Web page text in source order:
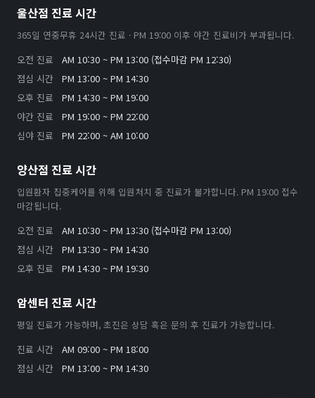
울산점 진료 시간
365일 연중무휴 24시간 진료 · PM 19:00 이후 야간 진료비가 부과됩니다.
오전 진료
AM 10:30 ~ PM 13:00 (접수마감 PM 12:30)
점심 시간
PM 13:00 ~ PM 14:30
오후 진료
PM 14:30 ~ PM 19:00
야간 진료
PM 19:00 ~ PM 22:00
심야 진료
PM 22:00 ~ AM 10:00
양산점 진료 시간
입원환자 집중케어를 위해 입원처치 중 진료가 불가합니다. PM 19:00 접수
마감됩니다.
오전 진료
AM 10:30 ~ PM 13:30 (접수마감 PM 13:00)
점심 시간
PM 13:30 ~ PM 14:30
오후 진료
PM 14:30 ~ PM 19:30
암센터 진료 시간
평일 진료가 가능하며, 초진은 상담 혹은 문의 후 진료가 가능합니다.
진료 시간
AM 09:00 ~ PM 18:00
점심 시간
PM 13:00 ~ PM 14:30